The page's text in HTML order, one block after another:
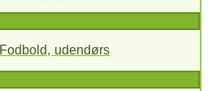
Fodbold, udendørs